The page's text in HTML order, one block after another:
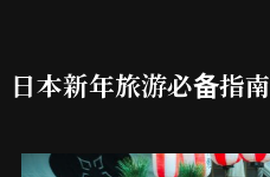
日本新年旅游必备指南